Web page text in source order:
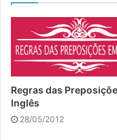
Regras das
Inglês
28/05/2012